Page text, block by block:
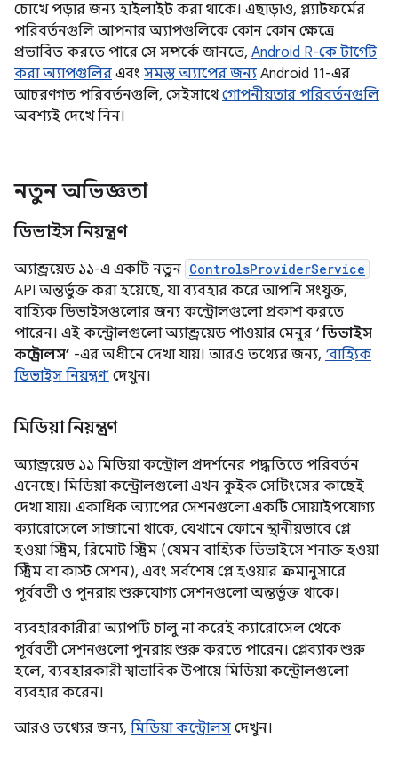
চোখে পড়ার জন্য হাইলাইট করা থাকে। এছাড়াও, প্ল্যাটফর্মের
পরিবর্তনগুলি আপনার অ্যাপগুলিকে কোন কোন ক্ষেত্রে
প্রভাবিত করতে পারে সে সম্পর্কে জানতে, Android R-কে টার্গেট
করা অ্যাপগুলির এবং সমস্ত অ্যাপের জন্য Android 11-এর
আচরণগত পরিবর্তনগুলি, সেইসাথেগোপনীয়তার পরিবর্তনগুলি
অবশ্যই দেখে নিন।
নতুন অভিজ্ঞতা
ডিভাইস নিয়ন্ত্রণ
অ্যান্ড্রয়েড ১১-এ একটি নতুন ControlsProviderService
API অন্তর্ভুক্ত করা হয়েছে, যা ব্যবহার করে আপনি সংযুক্ত,
বাহ্যিক ডিভাইসগুলোর জন্য কন্ট্রোলগুলো প্রকাশ করতে
পারেন। এই কন্ট্রোলগুলো অ্যান্ড্রয়েড পাওয়ার মেনুর ‘ ডিভাইস
কন্ট্রোলস’ -এর অধীনে দেখা যায়। আরও তথ্যের জন্য, ‘বাহ্যিক
ডিভাইস নিয়ন্ত্রণ’ দেখুন।
মিডিয়া নিয়ন্ত্রণ
অ্যান্ড্রয়েড ১১ মিডিয়া কন্ট্রোল প্রদর্শনের পদ্ধতিতে পরিবর্তন
এনেছে। মিডিয়া কন্ট্রোলগুলো এখন কুইক সেটিংসের কাছেই
দেখা যায়। একাধিক অ্যাপের সেশনগুলো একটি সোয়াইপযোগ্য
ক্যারোসেলে সাজানো থাকে, যেখানে ফোনে স্থানীয়ভাবে প্লে
হওয়া স্ট্রিম, রিমোট স্ট্রিম (যেমন বাহ্যিক ডিভাইসে শনাক্ত হওয়া
স্ট্রিম বা কাস্ট সেশন), এবং সর্বশেষ প্লে হওয়ার ক্রমানুসারে
পূর্ববর্তী ও পুনরায় শুরুযোগ্য সেশনগুলো অন্তর্ভুক্ত থাকে।
ব্যবহারকারীরা অ্যাপটি চালু না করেই ক্যারোসেল থেকে
পূর্ববর্তী সেশনগুলো পুনরায় শুরু করতে পারেন। প্লেব্যাক শুরু
হলে, ব্যবহারকারী স্বাভাবিক উপায়ে মিডিয়া কন্ট্রোলগুলো
ব্যবহার করেন।
আরও তথ্যের জন্য, মিডিয়া কন্ট্রোলস দেখুন।